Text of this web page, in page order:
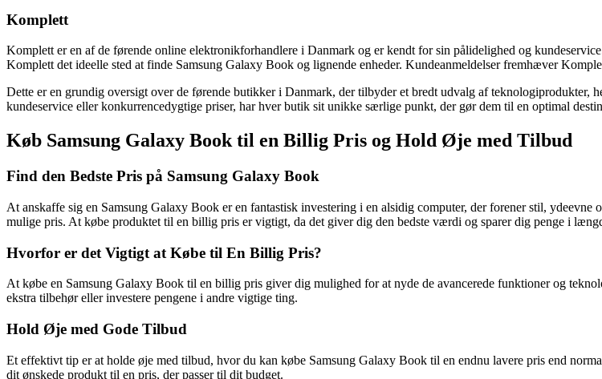
Komplett
Komplett er en af de førende online elektronikforhandlere i Danmark og er kendt for sin pålidelighed og
Komplett det ideelle sted at finde Samsung Galaxy Book og lignende enheder. Kundeanmeldelser fremhæver
Dette er en grundig oversigt over de førende butikker i Danmark, der tilbyder et bredt udvalg af teknologiprodukter,
kundeservice eller konkurrencedygtige priser, har hver butik sit unikke særlige punkt, der gør dem til en optimal
Køb Samsung Galaxy Book til en Billig Pris og Hold Øje med Tilbud
Find den Bedste Pris på Samsung Galaxy Book
At anskaffe sig en Samsung Galaxy Book er en fantastisk investering i en alsidig computer, der forener stil,
mulige pris. At købe produktet til en billig pris er vigtigt, da det giver dig den bedste værdi og sparer dig penge i
Hvorfor er det Vigtigt at Købe til En Billig Pris?
At købe en Samsung Galaxy Book til en billig pris giver dig mulighed for at nyde de avancerede funktioner og
ekstra tilbehør eller investere pengene i andre vigtige ting.
Hold Øje med Gode Tilbud
Et effektivt tip er at holde øje med tilbud, hvor du kan købe Samsung Galaxy Book til en endnu lavere pris end
dit ønskede produkt til en pris, der passer til dit budget.